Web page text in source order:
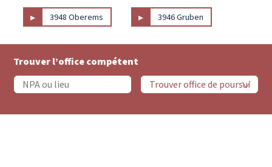
▸ 3948 Oberems ▸ 3946 Gruben
Trouver l’office compétent